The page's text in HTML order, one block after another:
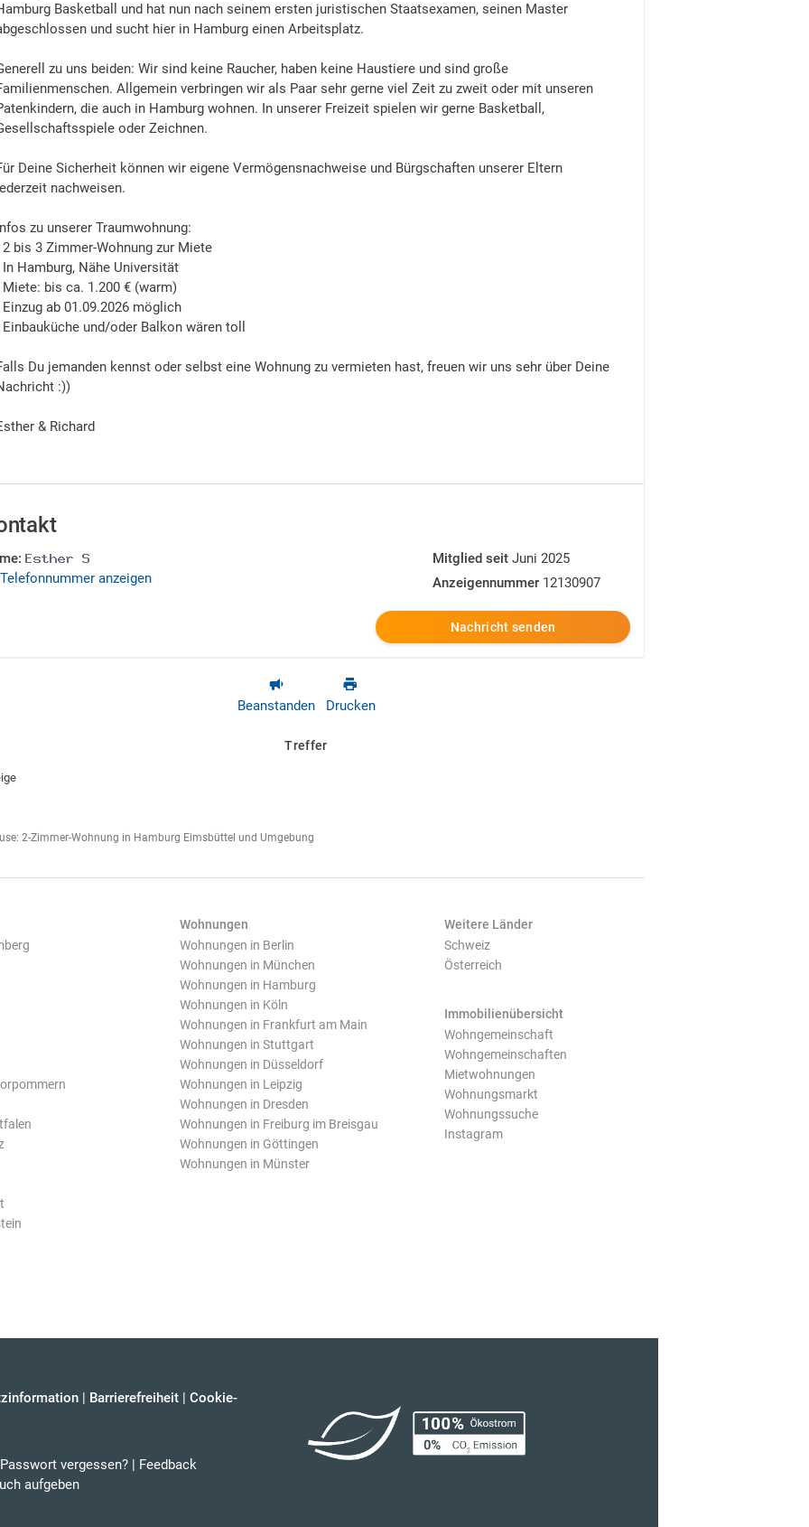
Basketball und hat nun nach seinem ersten juristischen Staatsexamen, seinen Master
und sucht hier in Hamburg einen Arbeitsplatz.
zu uns beiden: Wir sind keine Raucher, haben keine Haustiere und sind große
Allgemein verbringen wir als Paar sehr gerne viel Zeit zu zweit oder mit unseren
die auch in Hamburg wohnen. In unserer Freizeit spielen wir gerne Basketball,
oder Zeichnen.
Deine Sicherheit können wir eigene Vermögensnachweise und Bürgschaften unserer Eltern
nachweisen.
zu unserer Traumwohnung:
2 bis 3 Zimmer-Wohnung zur Miete
In Hamburg, Nähe Universität
Miete: bis ca. 1.200 € (warm)
Einzug ab 01.09.2026 möglich
Einbauküche und/oder Balkon wären toll
Du jemanden kennst oder selbst eine Wohnung zu vermieten hast, freuen wir uns sehr über Deine
:))
& Richard
Telefonnummer anzeigen
Mitglied seitJuni 2025
Anzeigennummer12130907
Nachricht senden
Beanstanden Drucken
Treffer
2-Zimmer-Wohnung in Hamburg Eimsbüttel und Umgebung
Wohnungen
Wohnungen in Berlin
Wohnungen in München
Wohnungen in Hamburg
Wohnungen in Köln
Wohnungen in Frankfurt am Main
Wohnungen in Stuttgart
Wohnungen in Düsseldorf
Wohnungen in Leipzig
Wohnungen in Dresden
Wohnungen in Freiburg im Breisgau
Wohnungen in Göttingen
Wohnungen in Münster
Weitere Länder
Schweiz
Österreich
Immobilienübersicht
Wohngemeinschaft
Wohngemeinschaften
Mietwohnungen
Wohnungsmarkt
Wohnungssuche
Instagram
| Barrierefreiheit | Cookie-
Passwort vergessen? | Feedback
aufgeben